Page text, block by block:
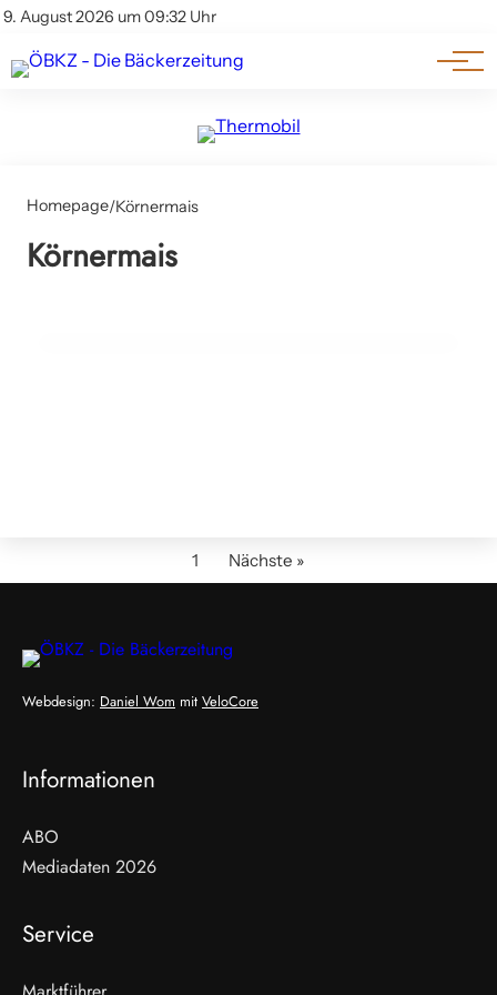
9. August 2026 um 09:32 Uhr
Impressum & Offenlegung
Am Wort
Genuss & Trends
Homepage/Körnermais
Körnermais
Getreideernte 2024 um 6 % geringer als
1 Nächste »
Webdesign: Daniel Wom mit VeloCore
Informationen
ABO
Mediadaten 2026
Service